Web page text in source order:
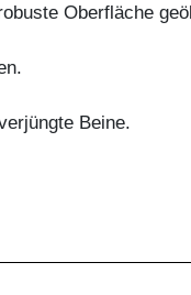
Oberfläche
Beine.